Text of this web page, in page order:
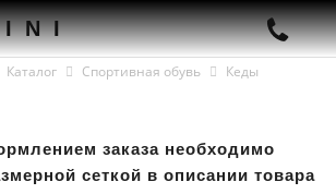
Каталог Спортивная обувь Кеды
заказа необходимо
сеткой в описании товара